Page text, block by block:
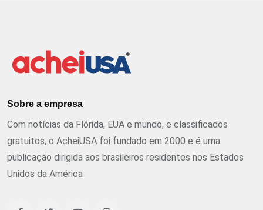
Sobre a empresa
Com notícias da Flórida, EUA e mundo, e classificados
gratuitos, o AcheiUSA foi fundado em 2000 e é uma
publicação dirigida aos brasileiros residentes nos Estados
Unidos da América